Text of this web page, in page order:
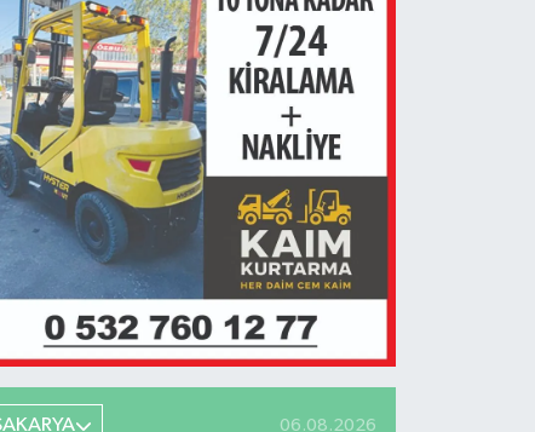
06.08.2026